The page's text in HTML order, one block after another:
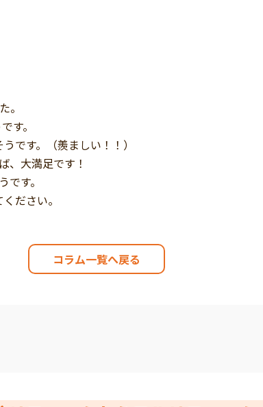
。
す。
です。（羨ましい！！）
、大満足です！
す。
ださい。
コラム一覧へ戻る